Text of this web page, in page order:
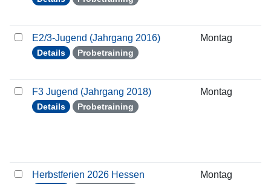
E2/3-Jugend (Jahrgang 2016)
Details Probetraining
Montag
F3 Jugend (Jahrgang 2018)
Details Probetraining
Montag
Herbstferien 2026 Hessen Montag